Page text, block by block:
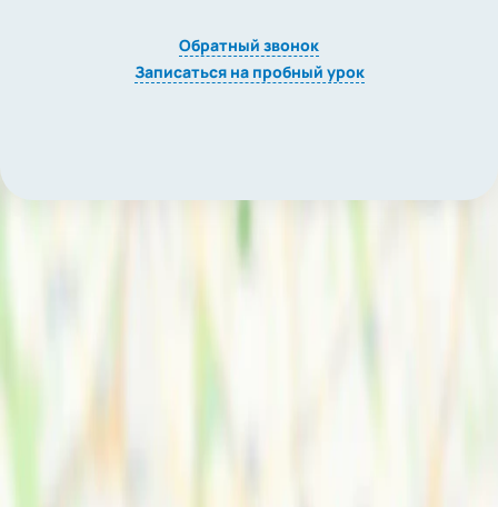
Обратный звонок
Записаться на пробный урок